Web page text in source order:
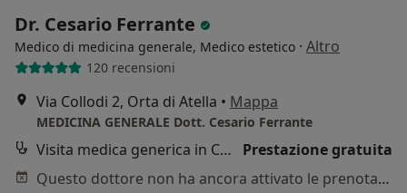
Dr. Cesario Ferrante
Medico di medicina generale, Medico estetico · Altro
120 recensioni
Via Collodi 2, Orta di Atella • Mappa
MEDICINA GENERALE Dott. Cesario Ferrante
Visita medica generica in CONVENZIONE
Prestazione gratuita
Questo dottore non ha ancora attivato le prenotazioni online presso questo indirizzo.